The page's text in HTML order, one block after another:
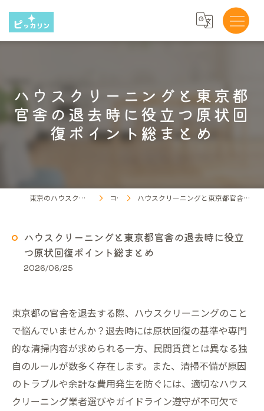
ハウスクリーニングと東京都
官舎の退去時に役立つ原状回
復ポイント総まとめ
東京のハウスクリーニングならピッカリン コラム ハウスクリーニングと東京都官舎の退去時に役立つ原状回復ポイント総まとめ
ハウスクリーニングと東京都官舎の退去時に役立
つ原状回復ポイント総まとめ
2026/06/25
東京都の官舎を退去する際、ハウスクリーニングのこと
で悩んでいませんか？退去時には原状回復の基準や専門
的な清掃内容が求められる一方、民間賃貸とは異なる独
自のルールが数多く存在します。また、清掃不備が原因
のトラブルや余計な費用発生を防ぐには、適切なハウス
クリーニング業者選びやガイドライン遵守が不可欠で